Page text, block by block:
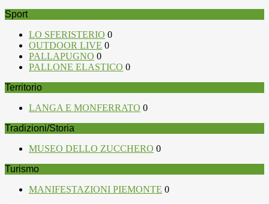
Sport
LO SFERISTERIO 0
OUTDOOR LIVE 0
PALLAPUGNO 0
PALLONE ELASTICO 0
Territorio
LANGA E MONFERRATO 0
Tradizioni/Storia
MUSEO DELLO ZUCCHERO 0
Turismo
MANIFESTAZIONI PIEMONTE 0